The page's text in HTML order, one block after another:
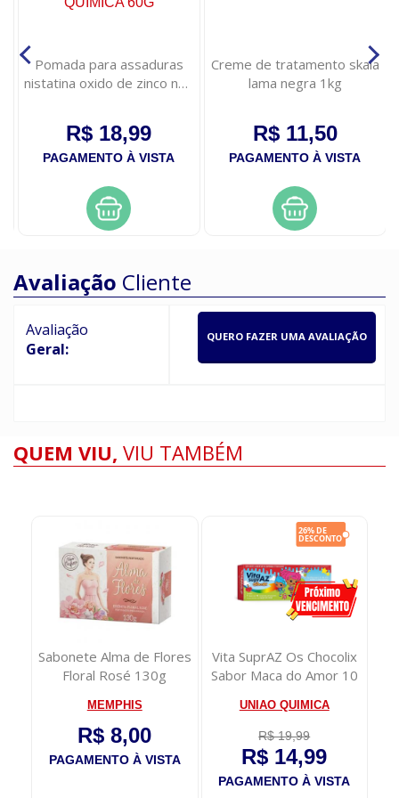
Pomada para assaduras
nistatina oxido de zinco neo
R$ 18,99
PAGAMENTO À VISTA
Creme de tratamento skala
lama negra 1kg
R$ 11,50
PAGAMENTO À VISTA
Avaliação Cliente
Avaliação
Geral:
QUERO FAZER UMA AVALIAÇÃO
QUEM VIU, VIU TAMBÉM
Sabonete Alma de Flores
Floral Rosé 130g
MEMPHIS
R$ 8,00
PAGAMENTO À VISTA
Vita SuprAZ Os Chocolix
Sabor Maca do Amor 10
UNIAO QUIMICA
R$ 19,99
R$ 14,99
PAGAMENTO À VISTA